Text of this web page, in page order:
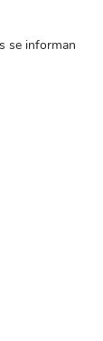
se informan